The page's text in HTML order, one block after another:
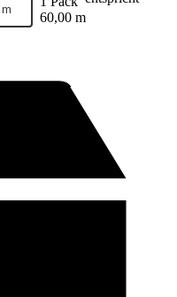
m
60,00 m